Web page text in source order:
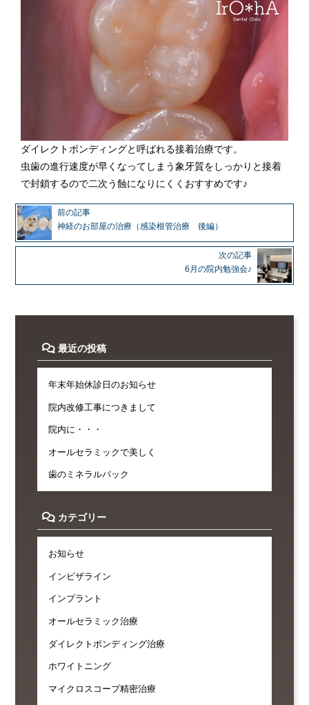
ダイレクトボンディングと呼ばれる接着治療です。
虫歯の進行速度が早くなってしまう象牙質をしっかりと接着
で封鎖するので二次う蝕になりにくくおすすめです♪
前の記事
神経のお部屋の治療（感染根管治療 後編）
次の記事
6月の院内勉強会♪
最近の投稿
年末年始休診日のお知らせ
院内改修工事につきまして
院内に・・・
オールセラミックで美しく
歯のミネラルパック
カテゴリー
お知らせ
インビザライン
インプラント
オールセラミック治療
ダイレクトボンディング治療
ホワイトニング
マイクロスコープ精密治療